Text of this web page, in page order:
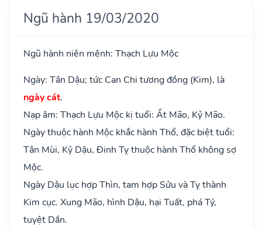
Ngũ hành 19/03/2020
Ngũ hành niên mệnh: Thạch Lựu Mộc
Ngày: Tân Dậu; tức Can Chi tương đồng (Kim), là
ngày cát.
Nạp âm: Thạch Lựu Mộc kị tuổi: Ất Mão, Kỷ Mão.
Ngày thuộc hành Mộc khắc hành Thổ, đặc biệt tuổi:
Tân Mùi, Kỷ Dậu, Đinh Tỵ thuộc hành Thổ không sợ
Mộc.
Ngày Dậu lục hợp Thìn, tam hợp Sửu và Tỵ thành
Kim cục. Xung Mão, hình Dậu, hại Tuất, phá Tý,
tuyệt Dần.